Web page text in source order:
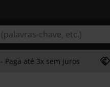
- Paga até 3x sem juros